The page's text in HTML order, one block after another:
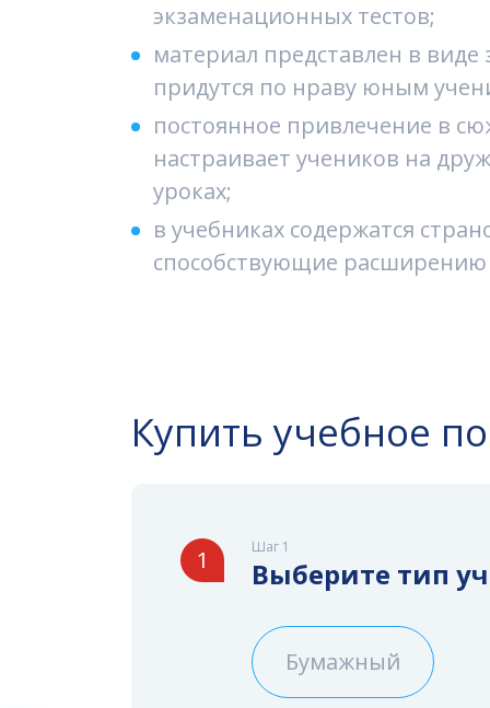
экзаменационных тестов;
материал представлен в
придутся по нраву юным
постоянное привлечение в
настраивает учеников на
уроках;
в учебниках содержатся
способствующие расширению
Купить учебное
Шаг 1
1 Выберите тип
Бумажный